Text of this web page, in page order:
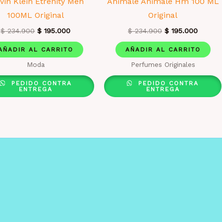
100ML Original
$234.900 El
original
era:
$ 234.900.
$ 195.000El
actual
es:
AL CARRITO
Moda
PEDIDO CONTRA
ENTREGA
Original
$234.900 El
original
era:
$ 234.900.
$ 195.000El
actual
es:
AÑADIR AL CARRITO
Perfumes Originales
PEDIDO CONTRA
ENTREGA